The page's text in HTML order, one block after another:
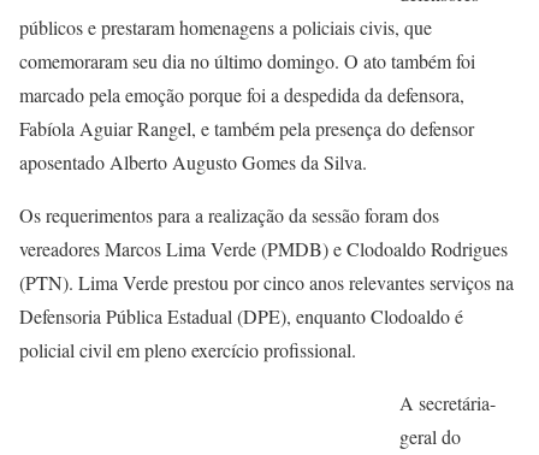
públicos e prestaram homenagens a policiais civis, que
comemoraram seu dia no último domingo. O ato também foi
marcado pela emoção porque foi a despedida da defensora,
Fabíola Aguiar Rangel, e também pela presença do defensor
aposentado Alberto Augusto Gomes da Silva.
Os requerimentos para a realização da sessão foram dos
vereadores Marcos Lima Verde (PMDB) e Clodoaldo Rodrigues
(PTN). Lima Verde prestou por cinco anos relevantes serviços na
Defensoria Pública Estadual (DPE), enquanto Clodoaldo é
policial civil em pleno exercício profissional.
A secretária-
geral do